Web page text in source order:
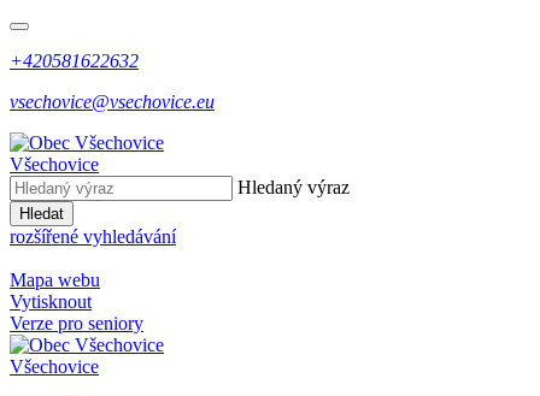
+420581622632
vsechovice@vsechovice.eu
Všechovice
Hledaný výraz
Hledat
rozšířené vyhledávání
Mapa webu
Vytisknout
Verze pro seniory
Všechovice